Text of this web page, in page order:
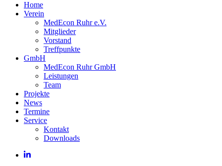
Home
Verein
MedEcon Ruhr e.V.
Mitglieder
Vorstand
Treffpunkte
GmbH
MedEcon Ruhr GmbH
Leistungen
Team
Projekte
News
Termine
Service
Kontakt
Downloads